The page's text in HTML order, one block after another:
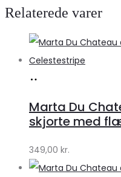
Relaterede varer
Klædeskabet.dk
Marta Du
skjorte med
349,00 kr.